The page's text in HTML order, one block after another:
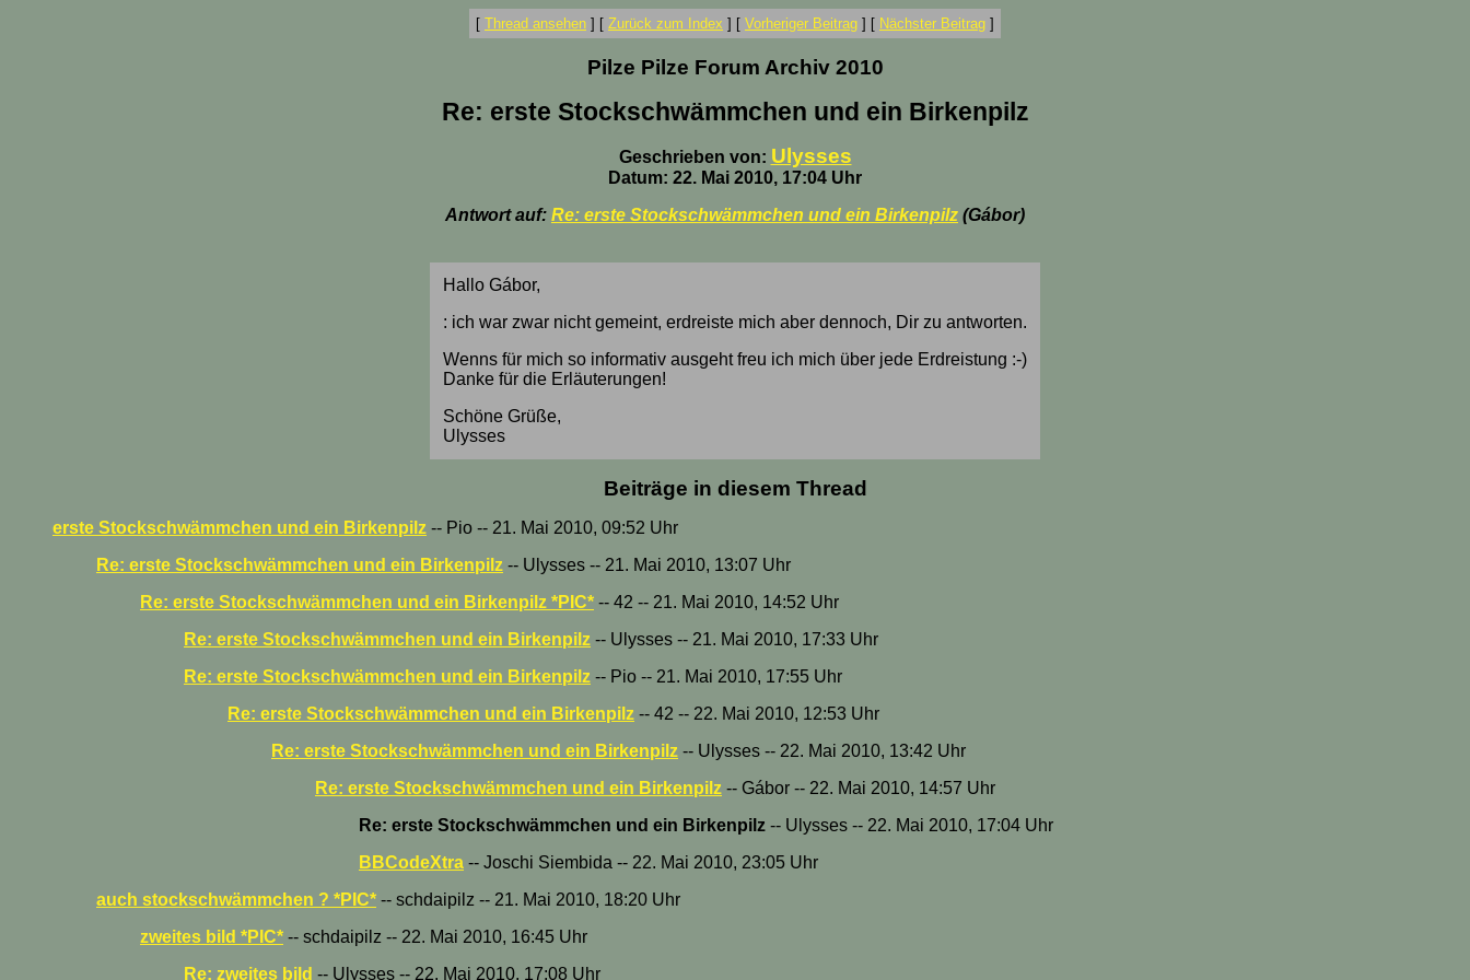
[ Thread ansehen ] [ Zurück zum Index ] [ Vorheriger Beitrag ] [ Nächster Beitrag ]
Pilze Pilze Forum Archiv 2010
Re: erste Stockschwämmchen und ein Birkenpilz
Geschrieben von: Ulysses
Datum: 22. Mai 2010, 17:04 Uhr
Antwort auf: Re: erste Stockschwämmchen und ein Birkenpilz (Gábor)
Hallo Gábor,
: ich war zwar nicht gemeint, erdreiste mich aber dennoch, Dir zu antworten.
Wenns für mich so informativ ausgeht freu ich mich über jede Erdreistung :-)
Danke für die Erläuterungen!
Schöne Grüße,
Ulysses
Beiträge in diesem Thread
erste Stockschwämmchen und ein Birkenpilz -- Pio -- 21. Mai 2010, 09:52 Uhr
Re: erste Stockschwämmchen und ein Birkenpilz -- Ulysses -- 21. Mai 2010, 13:07 Uhr
Re: erste Stockschwämmchen und ein Birkenpilz *PIC* -- 42 -- 21. Mai 2010, 14:52 Uhr
Re: erste Stockschwämmchen und ein Birkenpilz -- Ulysses -- 21. Mai 2010, 17:33 Uhr
Re: erste Stockschwämmchen und ein Birkenpilz -- Pio -- 21. Mai 2010, 17:55 Uhr
Re: erste Stockschwämmchen und ein Birkenpilz -- 42 -- 22. Mai 2010, 12:53 Uhr
Re: erste Stockschwämmchen und ein Birkenpilz -- Ulysses -- 22. Mai 2010, 13:42 Uhr
Re: erste Stockschwämmchen und ein Birkenpilz -- Gábor -- 22. Mai 2010, 14:57 Uhr
Re: erste Stockschwämmchen und ein Birkenpilz -- Ulysses -- 22. Mai 2010, 17:04 Uhr
BBCodeXtra -- Joschi Siembida -- 22. Mai 2010, 23:05 Uhr
auch stockschwämmchen ? *PIC* -- schdaipilz -- 21. Mai 2010, 18:20 Uhr
zweites bild *PIC* -- schdaipilz -- 22. Mai 2010, 16:45 Uhr
Re: zweites bild -- Ulysses -- 22. Mai 2010, 17:08 Uhr